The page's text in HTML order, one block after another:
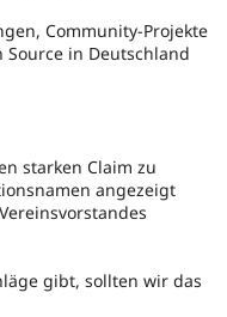
Community-Projekte
in Deutschland
starken Claim zu
angezeigt
gibt, sollten wir das